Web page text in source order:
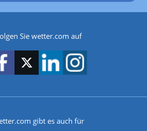
Sie wetter.com auf
gibt es auch für